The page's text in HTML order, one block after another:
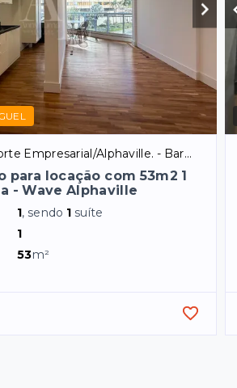
Empresarial/Alphaville. - Barueri/SP
para locação com 53m2 1
- Wave Alphaville
1, sendo 1 suíte
1
53m²